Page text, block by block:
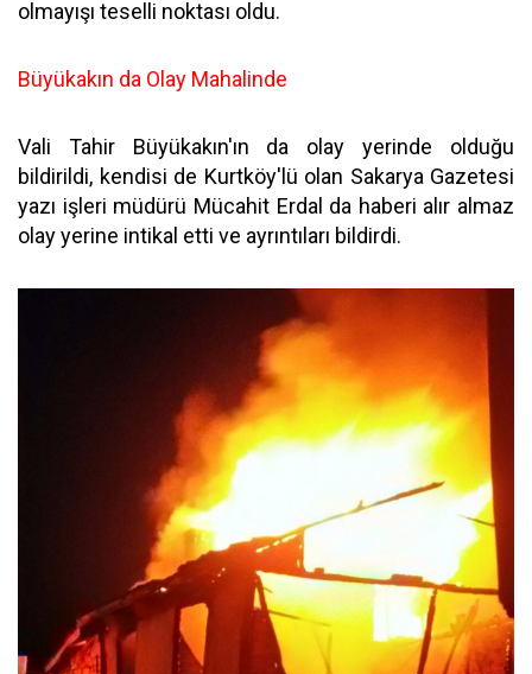
olmayışı teselli noktası oldu.
Büyükakın da Olay Mahalinde
Vali Tahir Büyükakın'ın da olay yerinde olduğu
bildirildi, kendisi de Kurtköy'lü olan Sakarya Gazetesi
yazı işleri müdürü Mücahit Erdal da haberi alır almaz
olay yerine intikal etti ve ayrıntıları bildirdi.